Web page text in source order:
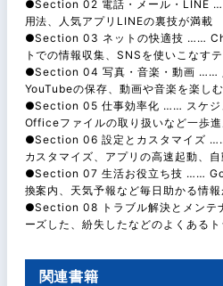
●Section 02 電話・メール・LINE
用法、人気アプリLINEの裏技が満載
●Section 03 ネットの快適技 ……
トでの情報収集、SNSを使いこなす
●Section 04 写真・音楽・動画 ……
YouTubeの保存、動画や音楽を楽し
●Section 05 仕事効率化 …… スケジ
Officeファイルの取り扱いなど一歩
●Section 06 設定とカスタマイズ
カスタマイズ、アプリの高速起動、
●Section 07 生活お役立ち技 ……
換案内、天気予報など毎日助かる情
●Section 08 トラブル解決とメンテ
ーズした、紛失したなどのよくある
関連書籍